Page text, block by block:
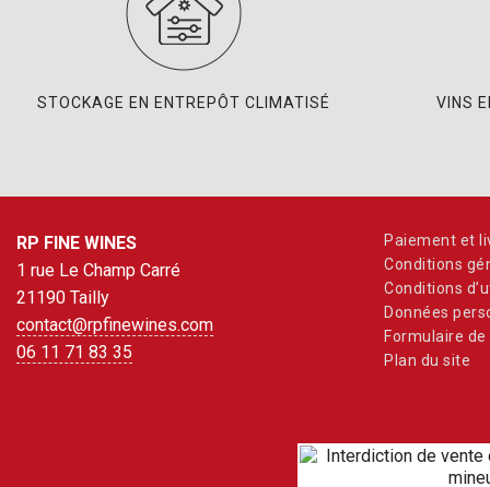
STOCKAGE EN ENTREPÔT CLIMATISÉ VINS
RP FINE WINES
1 rue Le Champ Carré
21190 Tailly
contact@rpfinewines.com
06 11 71 83 35
Paiement et
Conditions
Conditions
Données
Formulaire
Plan du site